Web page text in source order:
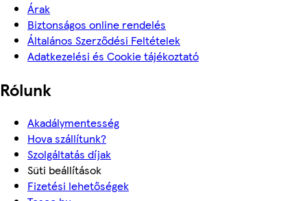
Árak
Biztonságos online rendelés
Általános Szerződési Feltételek
Adatkezelési és Cookie tájékoztató
Rólunk
Akadálymentesség
Hova szállítunk?
Szolgáltatás díjak
Süti beállítások
Fizetési lehetőségek